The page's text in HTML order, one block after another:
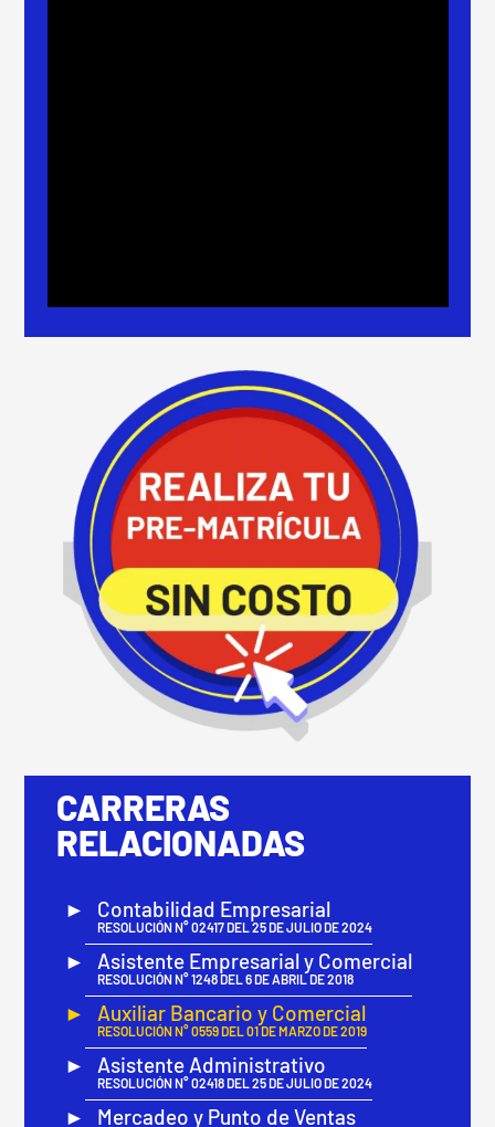
CARRERAS
RELACIONADAS
Contabilidad Empresarial
RESOLUCIÓN N° 02417 DEL 25 DE JULIO DE 2024
Asistente Empresarial y Comercial
RESOLUCIÓN N° 1248 DEL 6 DE ABRIL DE 2018
Auxiliar Bancario y Comercial
RESOLUCIÓN N° 0559 DEL 01 DE MARZO DE 2019
Asistente Administrativo
RESOLUCIÓN N° 02418 DEL 25 DE JULIO DE 2024
Mercadeo y Punto de Ventas